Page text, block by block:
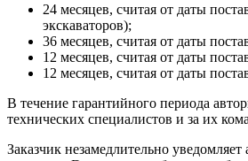
24 месяцев, считая от даты
экскаваторов);
36 месяцев, считая от даты
12 месяцев, считая от даты
12 месяцев, считая от даты
В течение гарантийного периода
технических специалистов и за их
Заказчик незамедлительно